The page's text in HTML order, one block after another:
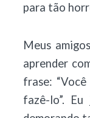
para tão
Meus
aprender
frase:
fazê-lo”.